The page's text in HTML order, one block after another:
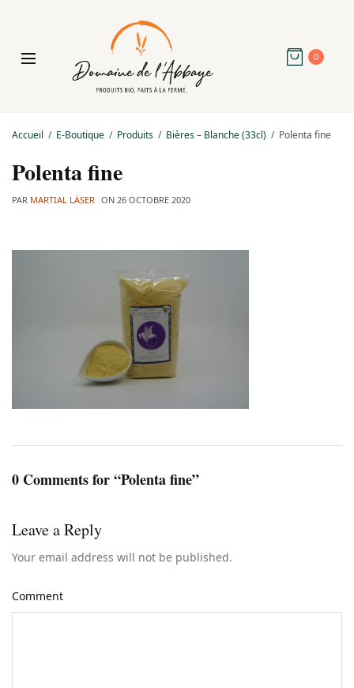
0
Accueil E-Boutique Produits Bières – Blanche (33cl) Polenta fine
Polenta fine
PAR MARTIAL LÄSER ON 26 OCTOBRE 2020
0 Comments for “Polenta fine”
Leave a Reply
Your email address will not be published.
Comment